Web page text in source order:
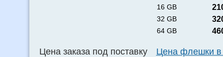
Цена заказа под поставку
16 GB
32 GB
64 GB
Цена флешки в